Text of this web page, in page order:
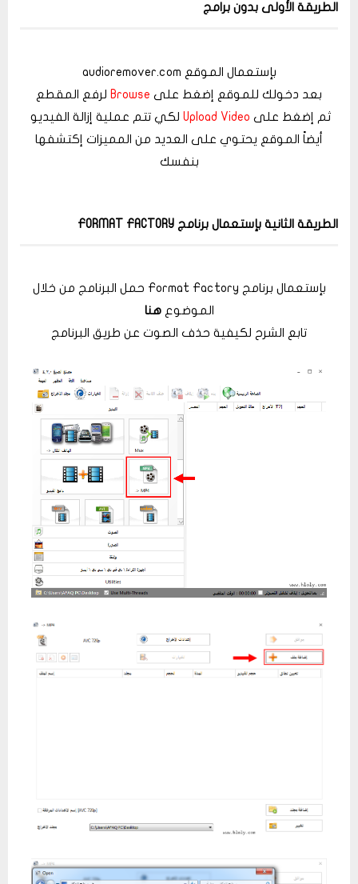
الطريقة الأولى بدون برامج
بإستعمال الموقع audioremover.com
بعد دخولك للموقع إضغط على Browse لرفع المقطع
ثم إضغط على Upload Video لكي تتم عملية إزالة الفيديو
أيضاً الموقع يحتوي على العديد من المميزات إكتشفها
بنفسك
الطريقة الثانية بإستعمال برنامج FORMAT FACTORY
بإستعمال برنامج Format Factory حمل البرنامج من خلال
الموضوعهنا
تابع الشرح لكيفية حذف الصوت عن طريق البرنامج